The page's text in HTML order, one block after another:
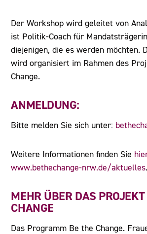
Der Workshop wird geleitet von
ist Politik-Coach für
diejenigen, die es werden möchten.
wird organisiert im Rahmen des
Change.
ANMELDUNG:
Bitte melden Sie sich unter:
Weitere Informationen finden Sie
www.bethechange-nrw.de/aktuelles.
MEHR ÜBER DAS
CHANGE
Das Programm Be the Change.